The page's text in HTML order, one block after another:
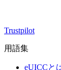
Trustpilot
用語集
eUICCと